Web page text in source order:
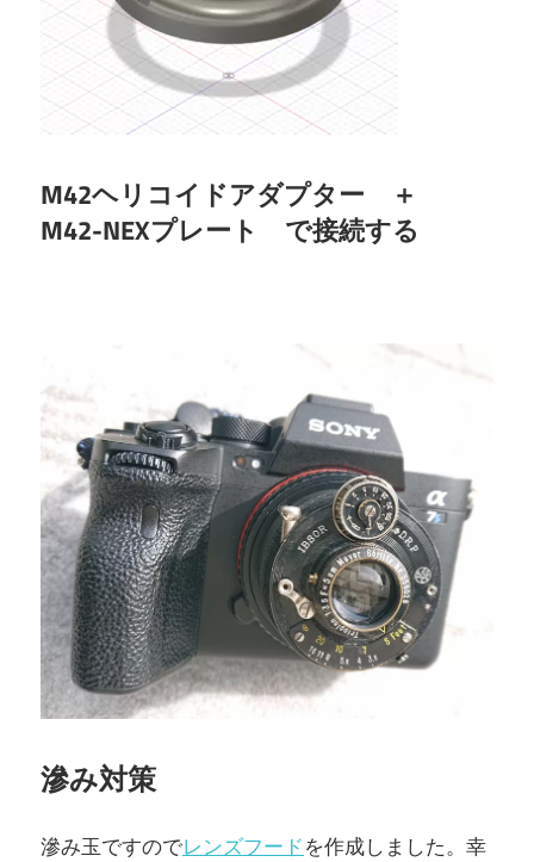
M42ヘリコイドアダプター ＋
M42-NEXプレート で接続する
滲み対策
滲み玉ですのでレンズフードを作成しました。幸